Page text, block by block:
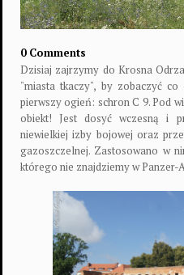
0 Comments
Dzisiaj zajrzymy do Krosna
"miasta tkaczy", by zobaczyć
pierwszy ogień: schron C 9. Pod
obiekt! Jest dosyć wczesną i
niewielkiej izby bojowej oraz
gazoszczelnej. Zastosowano w
którego nie znajdziemy w Panzer-